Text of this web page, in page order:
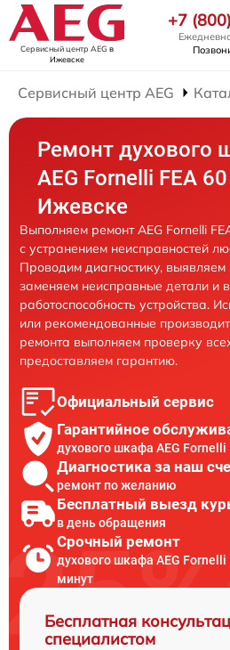
Сервисный центр AEG в
Ижевске
+7
Сервисный центр AEG
Ремонт духового
AEG Fornelli FEA
Ижевске
Выполняем ремонт AEG Fornelli
с устранением неисправностей
Проводим диагностику,
заменяем неисправные детали и
работоспособность устройства.
или рекомендованные
ремонта выполняем проверку
предоставляем гарантию.
Официальный сервис
Гарантийное
духового шкафа AEG Fornelli
Диагностика за наш
ремонт по желанию
Бесплатный выезд
в день обращения
Срочный ремонт
духового шкафа AEG Fornelli
минут
Бесплатная
специалистом